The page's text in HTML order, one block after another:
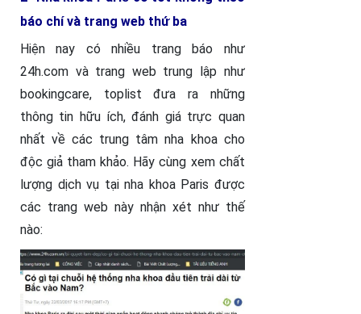
báo chí và trang web thứ ba
Hiện nay có nhiều trang báo như
24h.com và trang web trung lập như
bookingcare, toplist đưa ra những
thông tin hữu ích, đánh giá trực quan
nhất về các trung tâm nha khoa cho
độc giả tham khảo. Hãy cùng xem chất
lượng dịch vụ tại nha khoa Paris được
các trang web này nhận xét như thế
nào: